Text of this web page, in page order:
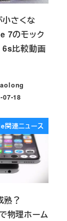
小さくな
7のモック
比較動画
07-18
関連ニュース
熟？
物理ホーム